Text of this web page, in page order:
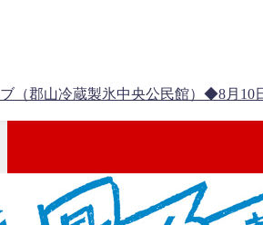
（郡山冷蔵製氷中央公民館）◆8月10